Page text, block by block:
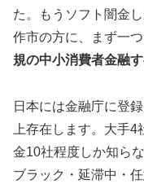
た。もうソフト闇金
作市の方に、まず一
規の中小消費者金融
日本には金融庁に登
上存在します。大手
金10社程度しか知ら
ブラック・延滞中・